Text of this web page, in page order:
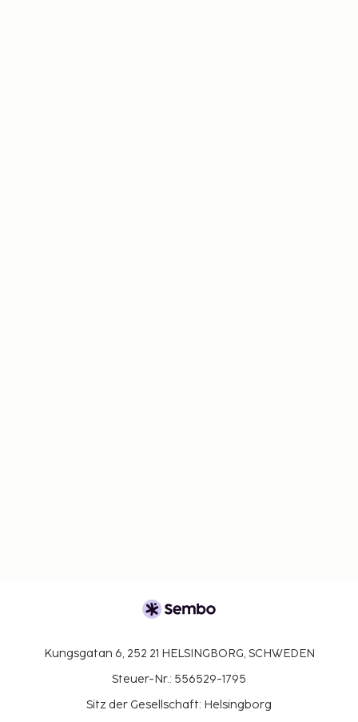
Kungsgatan 6, 252 21 HELSINGBORG, SCHWEDEN
Steuer-Nr.: 556529-1795
Sitz der Gesellschaft: Helsingborg